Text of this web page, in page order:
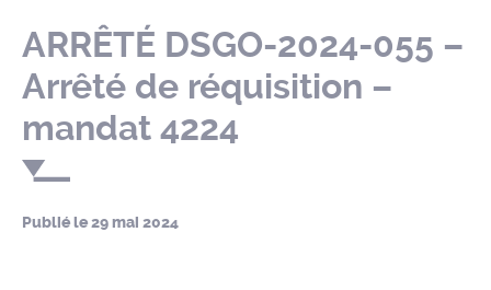
ARRÊTÉ DSGO-2024-055 –
Arrêté de réquisition –
mandat 4224
Publié le29 mai 2024